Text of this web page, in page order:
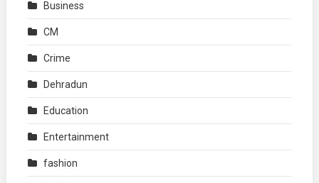
Business
CM
Crime
Dehradun
Education
Entertainment
fashion